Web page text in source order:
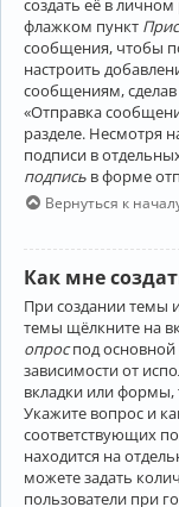
флажком пункт
сообщения, чтобы
настроить
сообщениям,
«Отправка
разделе. Несмотря
подписи в
подпись в форме
Вернуться к
Как мне
При создании темы
темы щёлкните на
опроспод основной
зависимости от
вкладки или формы,
Укажите вопрос и
соответствующих
находится на
можете задать
пользователи при